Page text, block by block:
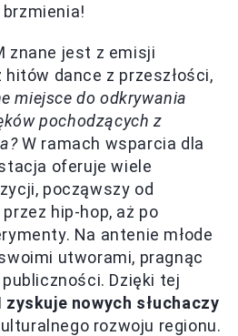
znane jest z emisji
dance z przeszłości,
miejsce do odkrywania
pochodzących z
W ramach wsparcia dla
oferuje wiele
począwszy od
hip-hop, aż po
Na antenie młode
utworami, pragnąc
Dzięki tej
zyskuje nowych słuchaczy
rozwoju regionu.